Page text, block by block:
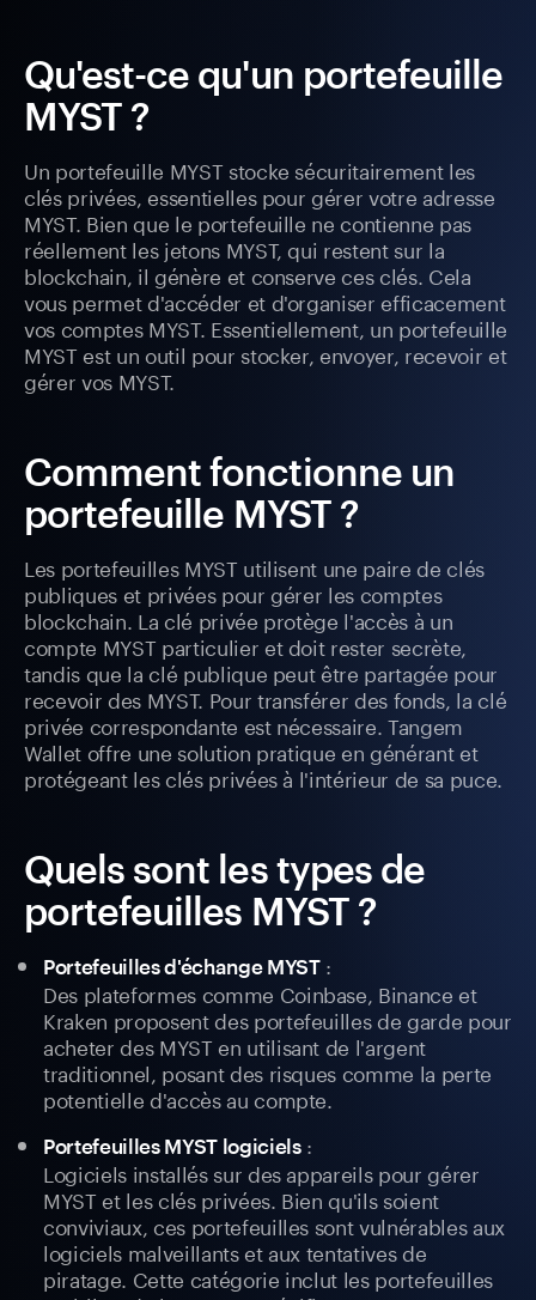
Qu'est-ce qu'un portefeuille
MYST ?
Un portefeuille MYST stocke sécuritairement les
clés privées, essentielles pour gérer votre adresse
MYST. Bien que le portefeuille ne contienne pas
réellement les jetons MYST, qui restent sur la
blockchain, il génère et conserve ces clés. Cela
vous permet d'accéder et d'organiser efficacement
vos comptes MYST. Essentiellement, un portefeuille
MYST est un outil pour stocker, envoyer, recevoir et
gérer vos MYST.
Comment fonctionne un
portefeuille MYST ?
Les portefeuilles MYST utilisent une paire de clés
publiques et privées pour gérer les comptes
blockchain. La clé privée protège l'accès à un
compte MYST particulier et doit rester secrète,
tandis que la clé publique peut être partagée pour
recevoir des MYST. Pour transférer des fonds, la clé
privée correspondante est nécessaire. Tangem
Wallet offre une solution pratique en générant et
protégeant les clés privées à l'intérieur de sa puce.
Quels sont les types de
portefeuilles MYST ?
Portefeuilles d'échange MYST:
Des plateformes comme Coinbase, Binance et
Kraken proposent des portefeuilles de garde pour
acheter des MYST en utilisant de l'argent
traditionnel, posant des risques comme la perte
potentielle d'accès au compte.
Portefeuilles MYST logiciels:
Logiciels installés sur des appareils pour gérer
MYST et les clés privées. Bien qu'ils soient
conviviaux, ces portefeuilles sont vulnérables aux
logiciels malveillants et aux tentatives de
piratage. Cette catégorie inclut les portefeuilles